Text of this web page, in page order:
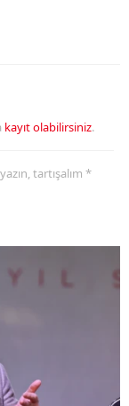
kayıt olabilirsiniz.
tartışalım *